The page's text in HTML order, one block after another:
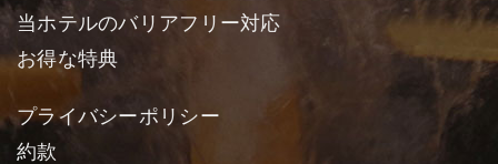
当ホテルのバリアフリー対応
お得な特典
プライバシーポリシー
約款